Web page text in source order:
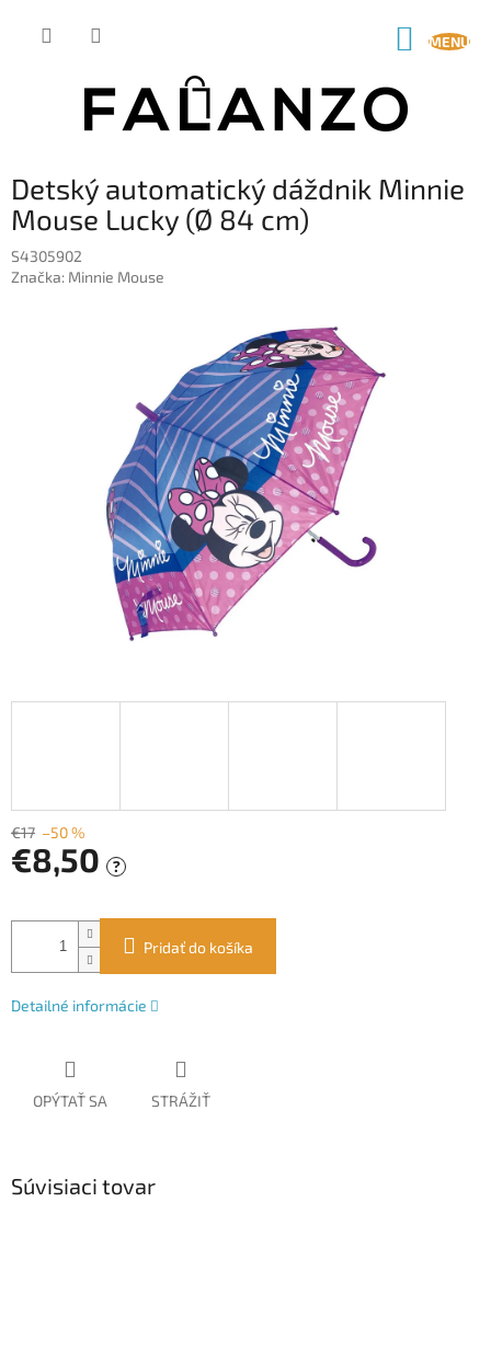
Detský automatický dáždnik Minnie
Mouse Lucky (Ø 84 cm)
S4305902
Značka: Minnie Mouse
€17 –50 %
€8,50 ?
cena:
Pridať do košíka
Detailné informácie
OPÝTAŤ SA STRÁŽIŤ
Súvisiaci tovar